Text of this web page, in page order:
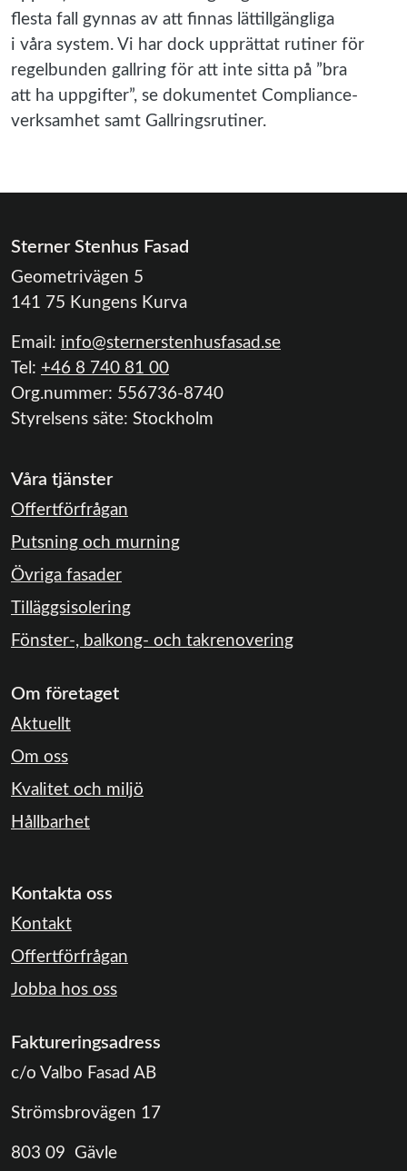
flesta fall gynnas av att finnas lättillgängliga
i våra system. Vi har dock upprättat rutiner för
regelbunden gallring för att inte sitta på ”bra
att ha uppgifter”, se dokumentet Compliance-
verksamhet samt Gallringsrutiner.
Sterner Stenhus Fasad
Geometrivägen 5
141 75 Kungens Kurva
Email: info@sternerstenhusfasad.se
Tel: +46 8 740 81 00
Org.nummer: 556736-8740
Styrelsens säte: Stockholm
Våra tjänster
Offertförfrågan
Putsning och murning
Övriga fasader
Tilläggsisolering
Fönster-, balkong- och takrenovering
Om företaget
Aktuellt
Om oss
Kvalitet och miljö
Hållbarhet
Kontakta oss
Kontakt
Offertförfrågan
Jobba hos oss
Faktureringsadress
c/o Valbo Fasad AB
Strömsbrovägen 17
803 09 Gävle